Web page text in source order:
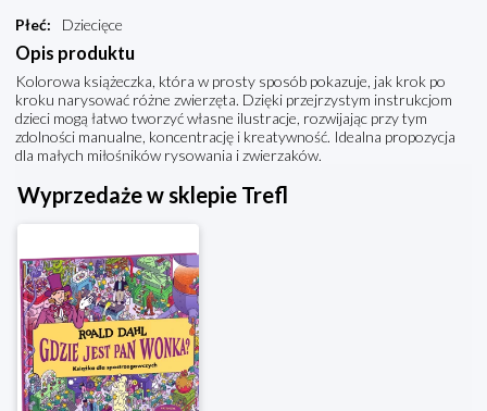
Płeć: Dziecięce
Opis produktu
Kolorowa książeczka, która w prosty sposób pokazuje, jak krok po
kroku narysować różne zwierzęta. Dzięki przejrzystym instrukcjom
dzieci mogą łatwo tworzyć własne ilustracje, rozwijając przy tym
zdolności manualne, koncentrację i kreatywność. Idealna propozycja
dla małych miłośników rysowania i zwierzaków.
Wyprzedaże w sklepie Trefl